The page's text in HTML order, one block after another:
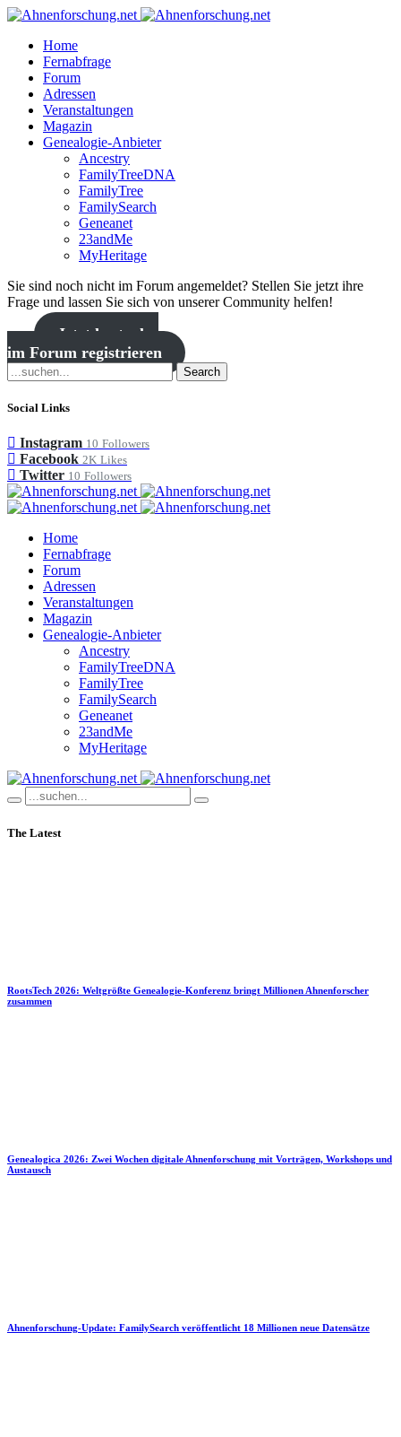
Home
Fernabfrage
Forum
Adressen
Veranstaltungen
Magazin
Genealogie-Anbieter
Ancestry
FamilyTreeDNA
FamilyTree
FamilySearch
Geneanet
23andMe
MyHeritage
Sie sind noch nicht im Forum angemeldet? Stellen Sie jetzt ihre
Frage und lassen Sie sich von unserer Community helfen!
Jetzt kostenlos
im Forum registrieren
Search
Social Links
Instagram 10 Followers
Facebook 2K Likes
Twitter 10 Followers
Home
Fernabfrage
Forum
Adressen
Veranstaltungen
Magazin
Genealogie-Anbieter
Ancestry
FamilyTreeDNA
FamilyTree
FamilySearch
Geneanet
23andMe
MyHeritage
The Latest
RootsTech 2026: Weltgrößte Genealogie-Konferenz bringt Millionen Ahnenforscher
zusammen
Genealogica 2026: Zwei Wochen digitale Ahnenforschung mit Vorträgen, Workshops und
Austausch
Ahnenforschung-Update: FamilySearch veröffentlicht 18 Millionen neue Datensätze